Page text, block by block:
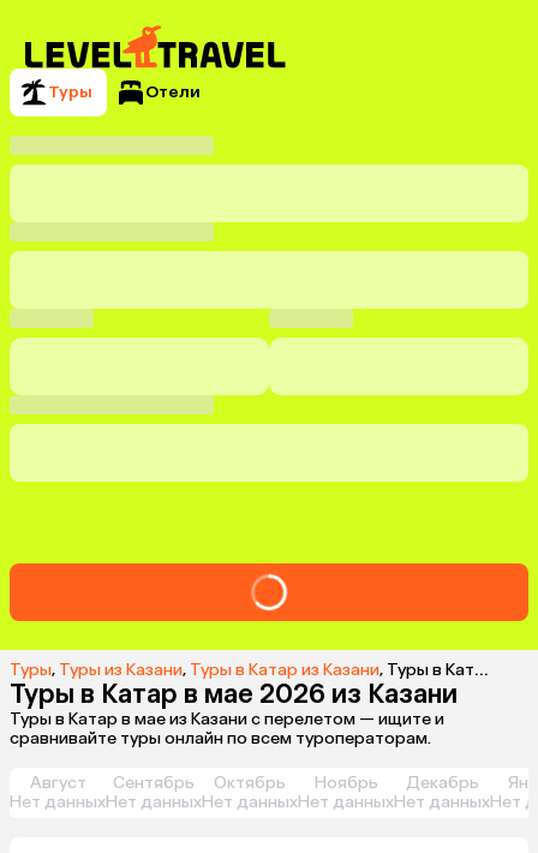
Туры Отели
Туры, Туры из Казани, Туры в Катар из Казани, Туры в Катар в мае 2026 из Казани
Туры в Катар в мае 2026 из Казани
Туры в Катар в мае из Казани с перелетом — ищите и
сравнивайте туры онлайн по всем туроператорам.
Август
Нет данных
Сентябрь
Нет данных
Октябрь
Нет данных
Ноябрь
Нет данных
Декабрь
Нет данныхНет